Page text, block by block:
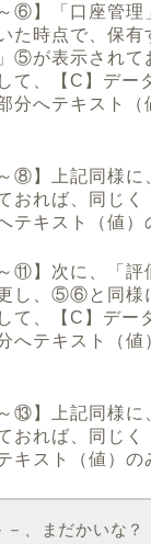
⑥】「口座管理
た時点で、保有
⑤が表示されて
て、【C】デー
分へテキスト（
⑧】上記同様
おれば、同じ
テキスト（値）
⑪】次に、「評
し、⑤⑥と同様
て、【C】デー
へテキスト（値
⑬】上記同様
おれば、同じ
キスト（値）の
－、まだかいな？